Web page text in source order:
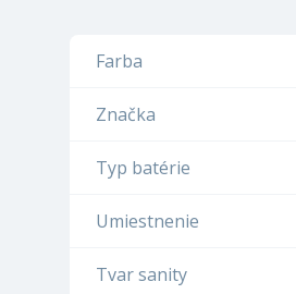
Farba
Značka
Typ batérie
Umiestnenie
Tvar sanity